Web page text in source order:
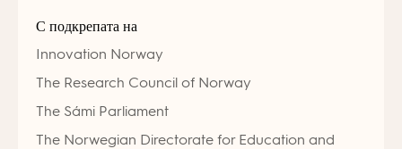
С подкрепата на
Innovation Norway
The Research Council of Norway
The Sámi Parliament
The Norwegian Directorate for Education and